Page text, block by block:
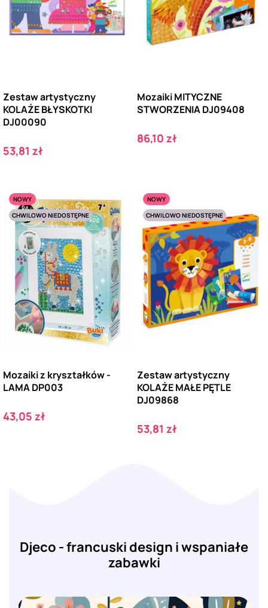
Zestaw artystyczny
KOLAŻE BŁYSKOTKI
DJ00090
Cena
53,81 zł
Mozaiki MITYCZNE
STWORZENIA DJ09408
Cena
86,10 zł
NOWY
CHWILOWO NIEDOSTĘPNE
Mozaiki z kryształków -
LAMA DP003
Cena
43,05 zł
NOWY
CHWILOWO NIEDOSTĘPNE
Zestaw artystyczny
KOLAŻE MAŁE PĘTLE
DJ09868
Cena
53,81 zł
Djeco - francuski design i wspaniałe
zabawki